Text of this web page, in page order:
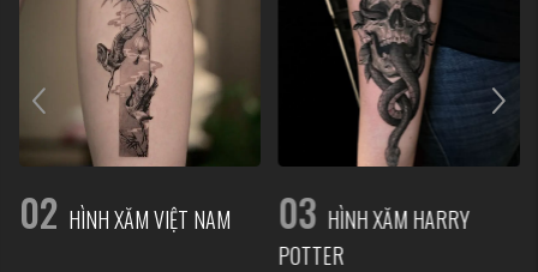
02 HÌNH XĂM VIỆT NAM 03 HÌNH XĂM HARRY
POTTER